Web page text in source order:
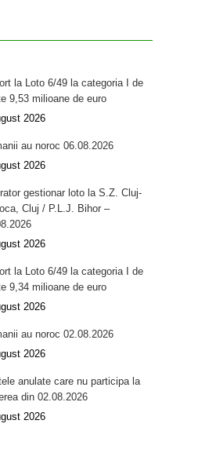
la Loto 6/49 la categoria I de
9,53 milioane de euro
2026
au noroc 06.08.2026
2026
gestionar loto la S.Z. Cluj-
Cluj / P.L.J. Bihor –
2026
la Loto 6/49 la categoria I de
9,34 milioane de euro
2026
au noroc 02.08.2026
2026
anulate care nu participa la
din 02.08.2026
2026